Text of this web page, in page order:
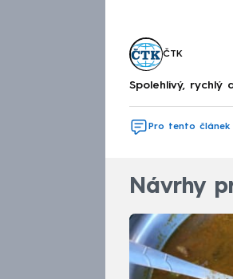
ČTK
Spolehlivý, rychlý
Pro tento
Návrhy